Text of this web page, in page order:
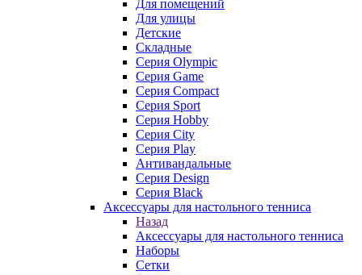
Для помещений
Для улицы
Детские
Складные
Серия Olympic
Серия Game
Серия Compact
Серия Sport
Серия Hobby
Серия City
Серия Play
Антивандальные
Серия Design
Серия Black
Аксессуары для настольного тенниса
Назад
Аксессуары для настольного тенниса
Наборы
Сетки